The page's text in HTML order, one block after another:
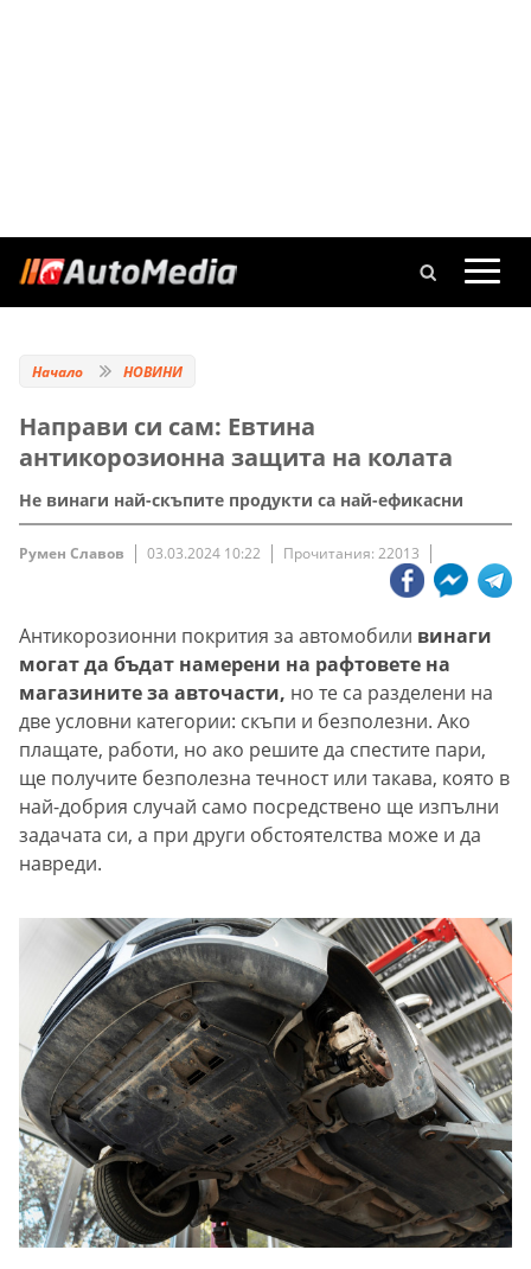
Начало НОВИНИ
Направи си сам: Евтина
антикорозионна защита на колата
Не винаги най-скъпите продукти са най-ефикасни
Румен Славов 03.03.2024 10:22 Прочитания: 22013
Антикорозионни покрития за автомобили винаги
могат да бъдат намерени на рафтовете на
магазините за авточасти, но те са разделени на
две условни категории: скъпи и безполезни. Ако
плащате, работи, но ако решите да спестите пари,
ще получите безполезна течност или такава, която в
най-добрия случай само посредствено ще изпълни
задачата си, а при други обстоятелства може и да
навреди.